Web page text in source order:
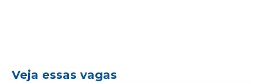
Veja essas vagas